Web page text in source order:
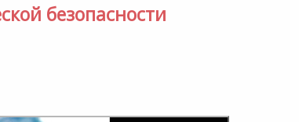
безопасности